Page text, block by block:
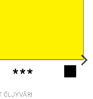
ÖLJYVÄRI